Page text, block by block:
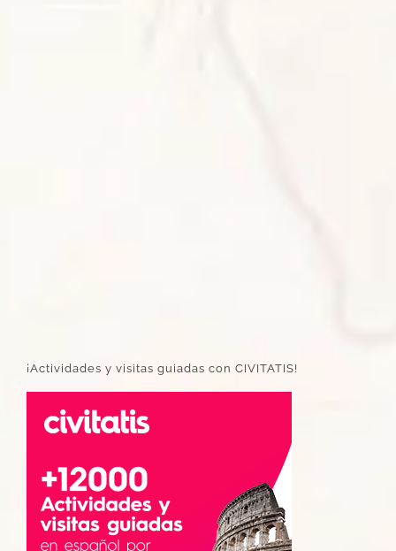
¡Actividades y visitas guiadas con CIVITATIS!